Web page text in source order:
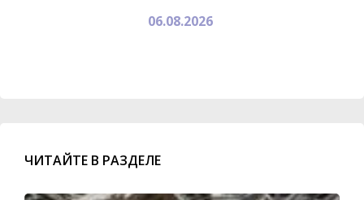
06.08.2026
ЧИТАЙТЕ В РАЗДЕЛЕ